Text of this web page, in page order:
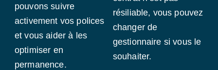
pouvons suivre
activement vos polices
et vous aider à les
optimiser en
permanence.
résiliable, vous pouvez
changer de
gestionnaire si vous le
souhaiter.